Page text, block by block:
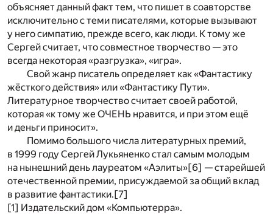
объясняет данный факт тем, что пишет в соавторстве
исключительно с теми писателями, которые вызывают
у него симпатию, прежде всего, как люди. К тому же
Сергей считает, что совместное творчество — это
всегда некоторая «разгрузка», «игра».
Свой жанр писатель определяет как «Фантастику
жёсткого действия» или «Фантастику Пути».
Литературное творчество считает своей работой,
которая «к тому же ОЧЕНЬ нравится, и при этом ещё
и деньги приносит».
Помимо большого числа литературных премий,
в 1999 году Сергей Лукьяненко стал самым молодым
на нынешний день лауреатом «Аэлиты»[6] — старейшей
отечественной премии, присуждаемой за общий вклад
в развитие фантастики.[7]
[1] Издательский дом «Компьютерра».